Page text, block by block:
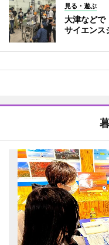
見る・遊ぶ
大津など
サイエンス